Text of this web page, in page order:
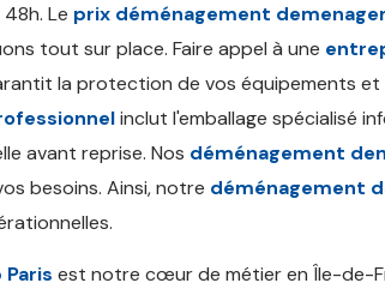
Le prix déménagement
tout sur place. Faire appel à une
la protection de vos équipements et
inclut l'emballage spécialisé
avant reprise. Nos déménagement
besoins. Ainsi, notre déménagement
est notre cœur de métier en Île-de-